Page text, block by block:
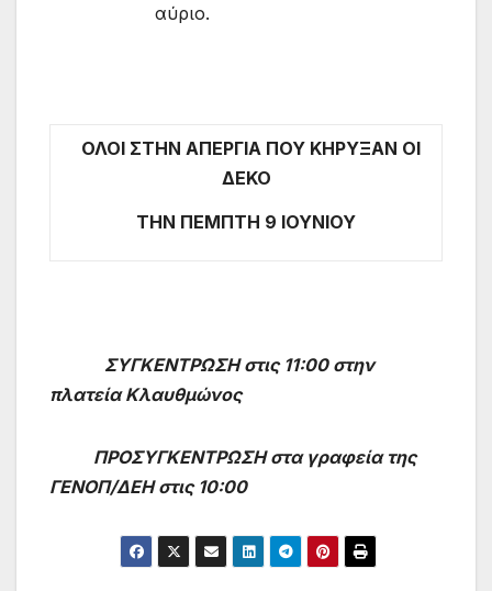
αύριο.
ΟΛΟΙ ΣΤΗΝ ΑΠΕΡΓΙΑ ΠΟΥ ΚΗΡΥΞΑΝ ΟΙ
ΔΕΚΟ
ΤΗΝ ΠΕΜΠΤΗ 9 ΙΟΥΝΙΟΥ
ΣΥΓΚΕΝΤΡΩΣΗ στις 11:00 στην
πλατεία Κλαυθμώνος
ΠΡΟΣΥΓΚΕΝΤΡΩΣΗ στα γραφεία της
ΓΕΝΟΠ/ΔΕΗ στις 10:00